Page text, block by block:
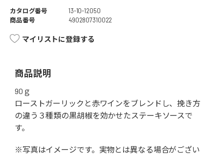
カタログ番号
13-10-12050
商品番号
4902807310022
マイリストに登録する
商品説明
90ｇ
ローストガーリックと赤ワインをブレンドし、挽き方
の違う３種類の黒胡椒を効かせたステーキソースで
す。
※写真はイメージです。実物とは異なる場合がござい